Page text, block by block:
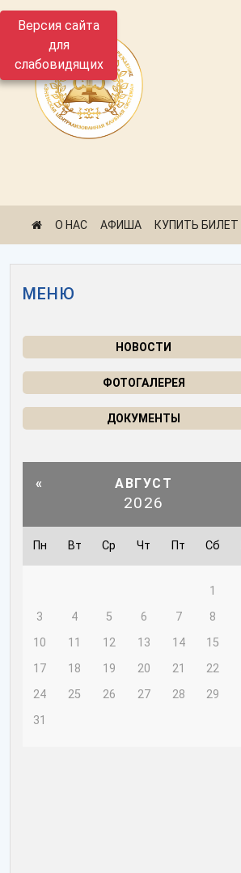
Версия сайта
для
слабовидящих
О НАС АФИША КУПИТЬ БИЛЕТ
МЕНЮ
НОВОСТИ
ФОТОГАЛЕРЕЯ
ДОКУМЕНТЫ
« АВГУСТ
2026
Пн Вт Ср Чт Пт Сб
1
3
4 5 6 7 8
10
11 12 13 14 15
17
18 19 20 21 22
24
25 26 27 28 29
31